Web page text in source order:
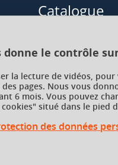
le contrôle
la lecture de vidéos,
pages. Nous vous
6 mois. Vous pouvez
situé dans le pied
des données
Catalogue
Formations courtes
Recherche par
instituts